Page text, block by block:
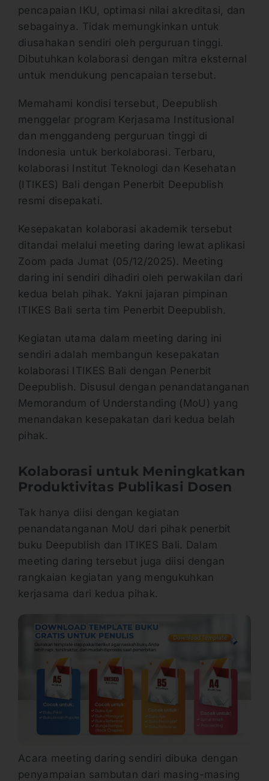
pencapaian IKU, optimasi nilai akreditasi, dan
sebagainya. Tidak memungkinkan untuk
diusahakan sendiri oleh perguruan tinggi.
Dibutuhkan kolaborasi dengan mitra eksternal
untuk mendukung pencapaian tersebut.
Memahami kondisi tersebut, Deepublish
menggelar program Kerjasama Institusional
dan menggandeng perguruan tinggi di
Indonesia untuk berkolaborasi. Terbaru,
kolaborasi Institut Teknologi dan Kesehatan
(ITIKES) Bali dengan Penerbit Deepublish
resmi disepakati.
Kesepakatan kolaborasi akademik tersebut
ditandai melalui meeting daring lewat aplikasi
Zoom pada Jumat (05/12/2025). Meeting
daring ini sendiri dihadiri oleh perwakilan dari
kedua belah pihak. Yakni jajaran pimpinan
ITIKES Bali serta tim Penerbit Deepublish.
Kegiatan utama dalam meeting daring ini
sendiri adalah membangun kesepakatan
kolaborasi ITIKES Bali dengan Penerbit
Deepublish. Disusul dengan penandatanganan
Memorandum of Understanding (MoU) yang
menandakan kesepakatan dari kedua belah
pihak.
Kolaborasi untuk Meningkatkan
Produktivitas Publikasi Dosen
Tak hanya diisi dengan kegiatan
penandatanganan MoU dari pihak penerbit
buku Deepublish dan ITIKES Bali. Dalam
meeting daring tersebut juga diisi dengan
rangkaian kegiatan yang mengukuhkan
kerjasama dari kedua pihak.
Acara meeting daring sendiri dibuka dengan
penyampaian sambutan dari masing-masing